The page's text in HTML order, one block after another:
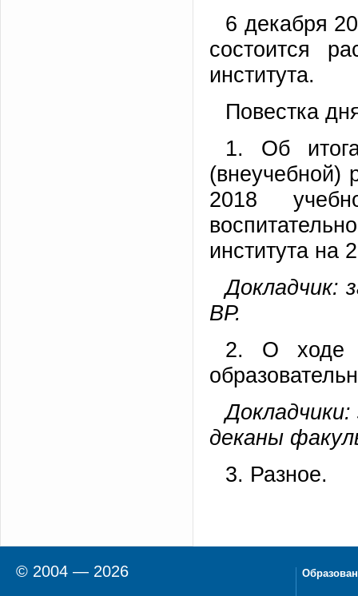
6 декабря
состоится
института.
Повестка
1. Об
(внеучебной)
2018
института на
Докладчик:
ВР.
2. О ходе
деканы
3. Разное.
© 2004 — 2026